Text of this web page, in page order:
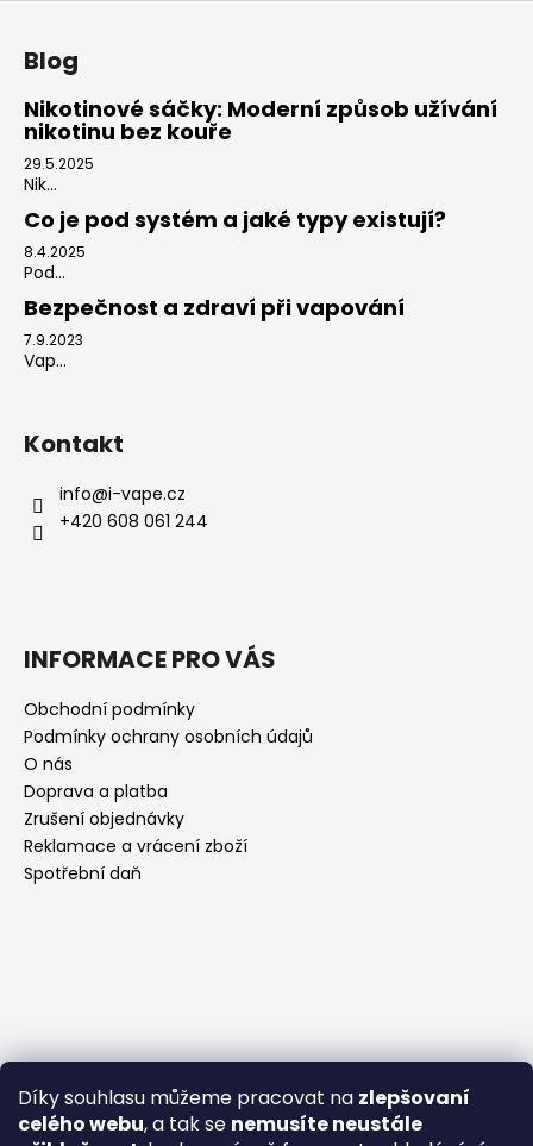
Díky souhlasu můžeme pracovat na zlepšovaní
celého webu, a tak se nemusíte neustále
Blog
Nikotinové sáčky: Moderní způsob užívání
nikotinu bez kouře
29.5.2025
Nik...
Co je pod systém a jaké typy existují?
8.4.2025
Pod...
Bezpečnost a zdraví při vapování
7.9.2023
Vap...
Kontakt
info@i-vape.cz
+420 608 061 244
INFORMACE PRO VÁS
Obchodní podmínky
Podmínky ochrany osobních údajů
O nás
Doprava a platba
Zrušení objednávky
Reklamace a vrácení zboží
Spotřební daň